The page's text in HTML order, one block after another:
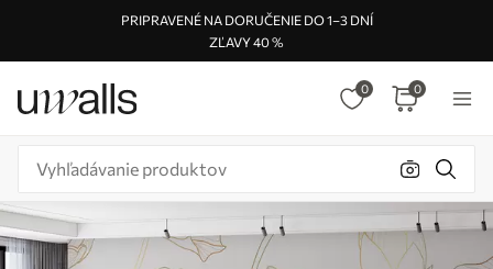
PRIPRAVENÉ NA DORUČENIE DO 1–3 DNÍ
ZĽAVY 40 %
0 0